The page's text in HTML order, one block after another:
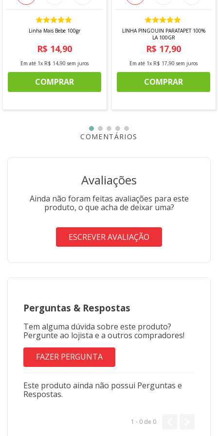
Linha Mais Bebe 100gr
R$ 14,90
Em até 1x R$ 14,90 sem juros
COMPRAR
LINHA PINGOUIN PARATAPET 100%
LA 100GR
R$ 17,90
Em até 1x R$ 17,90 sem juros
COMPRAR
COMENTÁRIOS
Avaliações
Ainda não foram feitas avaliações para este
produto, o que acha de deixar uma?
ESCREVER AVALIAÇÃO
Perguntas & Respostas
Tem alguma dúvida sobre este produto?
Pergunte ao lojista e a outros compradores!
FAZER PERGUNTA
Este produto ainda não possui Perguntas e
Respostas.
1 - 0 de 0